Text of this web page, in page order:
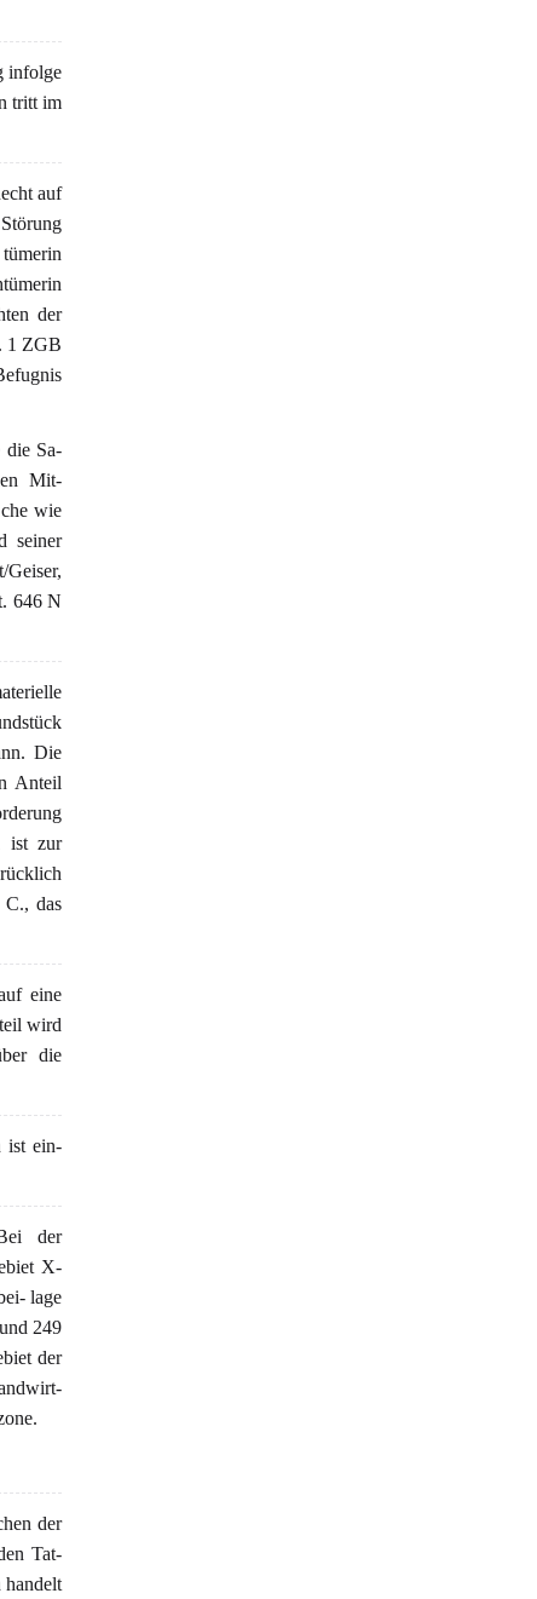
infolge
tritt im
auf
der
1 ZGB
die Sa-
Mit-
wie
seiner
Geiser,
646 N
Die
Anteil
ist zur
C., das
eine
wird
die
ist ein-
der
X-
lage
249
der
der
Tat-
handelt